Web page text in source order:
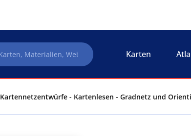
Karten
Kartennetzentwürfe - Kartenlesen - Gradnetz und